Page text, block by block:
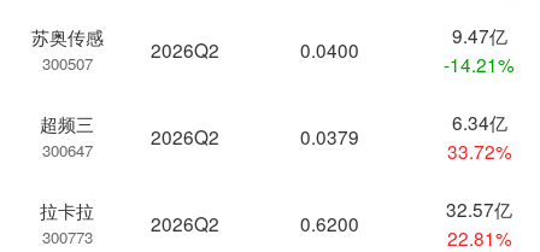
苏奥传感
300507
2026Q2
超频三
300647
2026Q2
拉卡拉
300773
2026Q2
0.0400
9.47亿
-14.21%
0.0379
6.34亿
33.72%
0.6200
32.57亿
22.81%